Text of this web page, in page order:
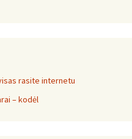
rasite internetu
– kodėl